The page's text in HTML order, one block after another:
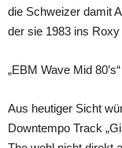
die Schweizer damit
der sie 1983 ins
„EBM Wave Mid 80’s“
Aus heutiger Sicht
Downtempo Track